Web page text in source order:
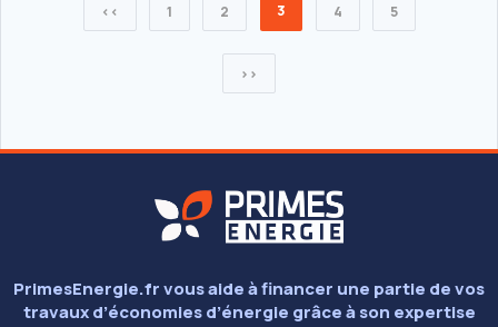
<< 1 2 3 4 5
>>
PrimesEnergie.fr vous aide à financer une partie de vos
travaux d’économies d’énergie grâce à son expertise